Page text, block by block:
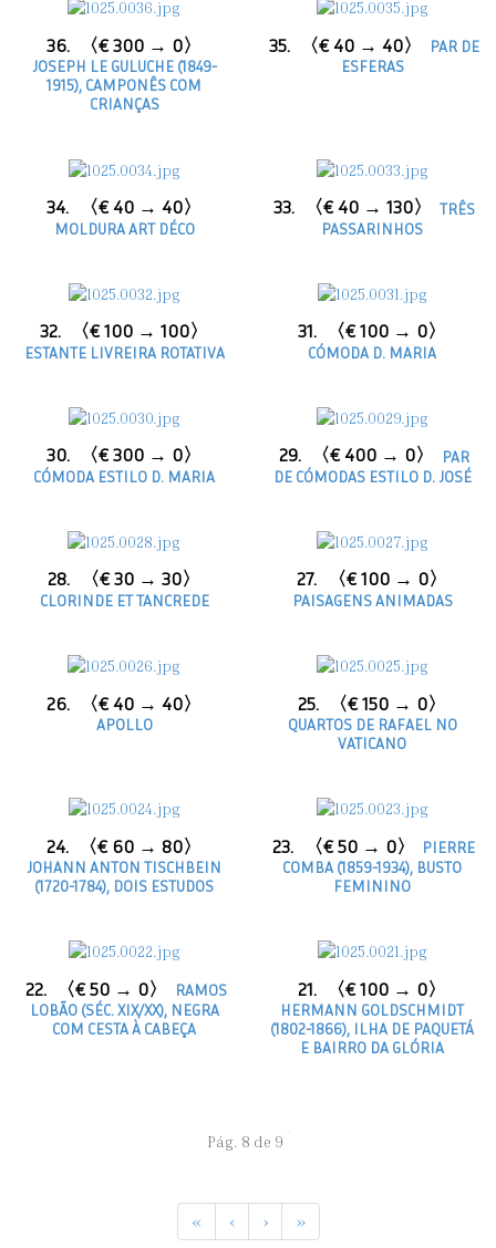
36. 〈€ 300 → 0〉
JOSEPH LE GULUCHE (1849-
1915), CAMPONÊS COM
CRIANÇAS
35. 〈€ 40 → 40〉
PAR DE
ESFERAS
34. 〈€ 40 → 40〉
MOLDURA ART DÉCO
33. 〈€ 40 → 130〉
TRÊS
PASSARINHOS
32. 〈€ 100 → 100〉
ESTANTE LIVREIRA ROTATIVA
31. 〈€ 100 → 0〉
CÓMODA D. MARIA
30. 〈€ 300 → 0〉
CÓMODA ESTILO D. MARIA
29. 〈€ 400 → 0〉
PAR
DE CÓMODAS ESTILO D. JOSÉ
28. 〈€ 30 → 30〉
CLORINDE ET TANCREDE
27. 〈€ 100 → 0〉
PAISAGENS ANIMADAS
26. 〈€ 40 → 40〉
APOLLO
25. 〈€ 150 → 0〉
QUARTOS DE RAFAEL NO
VATICANO
24. 〈€ 60 → 80〉
JOHANN ANTON TISCHBEIN
(1720-1784), DOIS ESTUDOS
23. 〈€ 50 → 0〉
PIERRE
COMBA (1859-1934), BUSTO
FEMININO
22. 〈€ 50 → 0〉
RAMOS
LOBÃO (SÉC. XIX/XX), NEGRA
COM CESTA À CABEÇA
21. 〈€ 100 → 0〉
HERMANN GOLDSCHMIDT
(1802-1866), ILHA DE PAQUETÁ
E BAIRRO DA GLÓRIA
Pág. 8 de 9
« ‹ › »